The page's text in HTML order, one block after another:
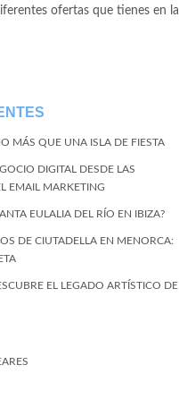
ofertas que tienes en la
MÁS QUE UNA ISLA DE FIESTA
DIGITAL DESDE LAS
EMAIL MARKETING
EULALIA DEL RÍO EN IBIZA?
DE CIUTADELLA EN MENORCA:
EL LEGADO ARTÍSTICO DE